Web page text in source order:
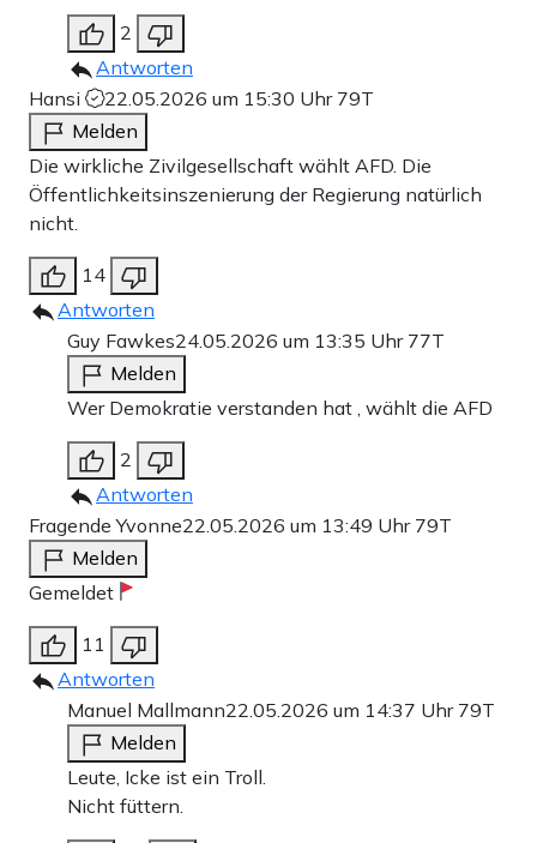
2
Antworten
Hansi
22.05.2026 um 15:30 Uhr 79T
Melden
Die wirkliche Zivilgesellschaft wählt AFD. Die
Öffentlichkeitsinszenierung der Regierung natürlich
nicht.
14
Antworten
Guy Fawkes24.05.2026 um 13:35 Uhr 77T
Melden
Wer Demokratie verstanden hat , wählt die AFD
2
Antworten
Fragende Yvonne22.05.2026 um 13:49 Uhr 79T
Melden
Gemeldet
11
Antworten
Manuel Mallmann22.05.2026 um 14:37 Uhr 79T
Melden
Leute, Icke ist ein Troll.
Nicht füttern.